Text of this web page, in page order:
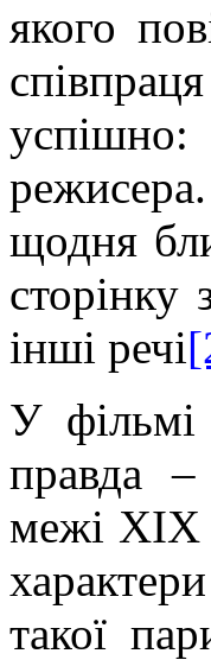
якого
успішно:
щодня
сторінку
інші речі
У фільмі
правда –
межі ХІХ
такої